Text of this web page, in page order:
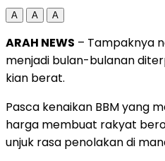
A A A
ARAH NEWS – Tampaknya
menjadi bulan-bulanan
kian berat.
Pasca kenaikan BBM yang
harga membuat rakyat
unjuk rasa penolakan di